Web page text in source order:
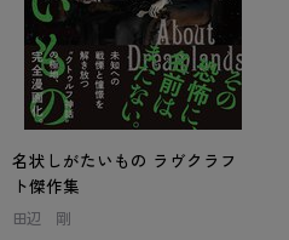
名状しがたいもの ラヴクラフ
ト傑作集
田辺 剛